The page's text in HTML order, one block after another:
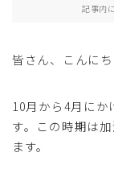
SwitchBot
スマートホ
記事内
皆さん、こんに
10月から4月にか
す。この時期は
ます。